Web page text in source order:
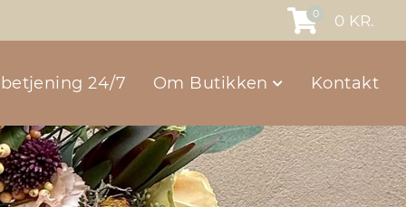
0 0 KR.
24/7 Om Butikken Kontakt